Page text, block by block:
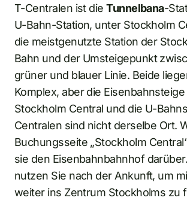
T-Centralen ist dieTunnelbana-
U-Bahn-Station, unter Stockholm
die meistgenutzte Station der
Bahn und der Umsteigepunkt
grüner und blauer Linie. Beide
Komplex, aber die
Stockholm Central und die U-
Centralen sind nicht derselbe Ort.
Buchungsseite „Stockholm
sie den Eisenbahnbahnhof
nutzen Sie nach der Ankunft, um
weiter ins Zentrum Stockholms zu